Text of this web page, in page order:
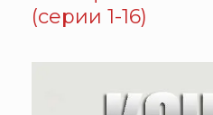
(серии 1-16)